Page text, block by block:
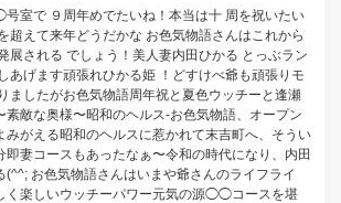
室で ９周年めでたいね！本当は十 周を祝いたい
超えて来年どうだかな お色気物語さんはこれから
展される でしょう！美人妻内田ひかる とっぶラン
あげます頑張れひかる姫 ！どすけべ爺も頑張りモ
ましたがお色気物語周年祝と夏色ウッチーと逢瀬
素敵な奥様〜昭和のヘルス-お色気物語、オープン
みがえる昭和のヘルスに惹かれて末吉町へ、そうい
即妻コースもあったなぁ〜令和の時代になり、内田
(^^; お色気物語さんはいまや爺さんのライフライ
く楽しいウッチーパワー元気の源◯◯コースを堪